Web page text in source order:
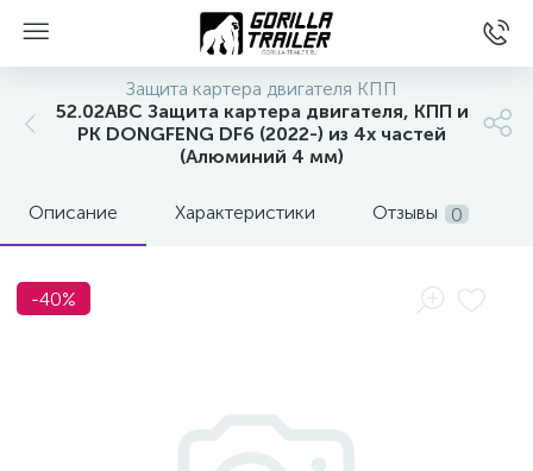
Защита картера двигателя КПП
52.02ABC Защита картера двигателя, КПП и
РК DONGFENG DF6 (2022-) из 4х частей
(Алюминий 4 мм)
Описание Характеристики Отзывы 0
-40%